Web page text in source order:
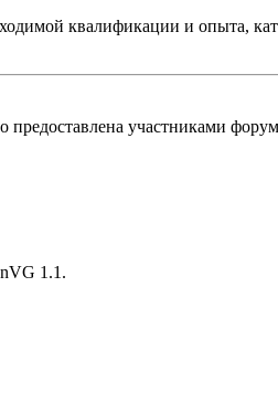
квалификации и опыта,
участниками
1.1.